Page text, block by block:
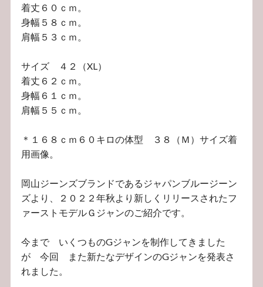
着丈６０ｃｍ。
身幅５８ｃｍ。
肩幅５３ｃｍ。
サイズ ４２（XL）
着丈６２ｃｍ。
身幅６１ｃｍ。
肩幅５５ｃｍ。
＊１６８ｃｍ６０キロの体型 ３８（Ｍ）サイズ着
用画像。
岡山ジーンズブランドであるジャパンブルージーン
ズより、２０２２年秋より新しくリリースされたフ
ァーストモデルＧジャンのご紹介です。
今まで いくつものGジャンを制作してきました
が 今回 また新たなデザインのGジャンを発表さ
れました。